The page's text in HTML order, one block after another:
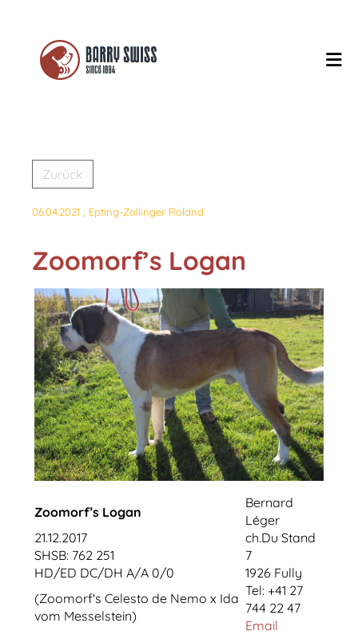
Zurück
06.04.2021 , Epting-Zollinger Roland
Zoomorf’s Logan
Zoomorf’s Logan
21.12.2017
SHSB: 762 251
HD/ED DC/DH A/A 0/0
(Zoomorf's Celesto de Nemo x Ida
vom Messelstein)
Bernard
Léger
ch.Du Stand
7
1926 Fully
Tel: +41 27
744 22 47
Email